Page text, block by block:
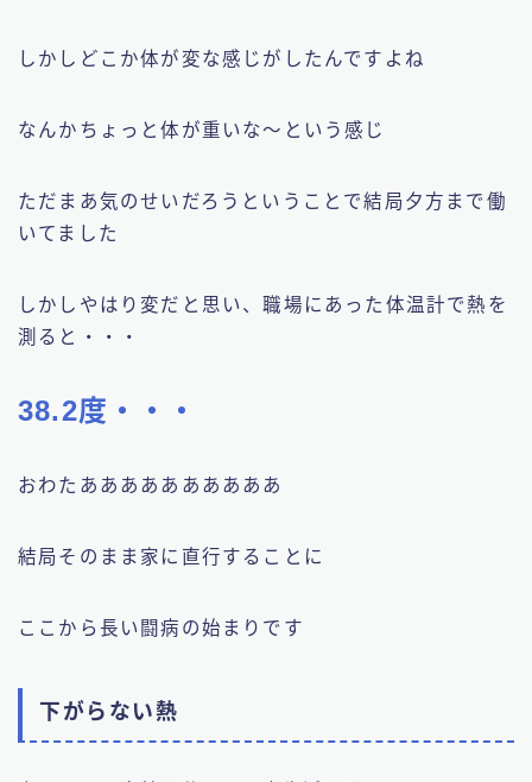
しかしどこか体が変な感じがしたんですよね
なんかちょっと体が重いな〜という感じ
ただまあ気のせいだろうということで結局夕方まで働
いてました
しかしやはり変だと思い、職場にあった体温計で熱を
測ると・・・
38.2度・・・
おわたああああああああああ
結局そのまま家に直行することに
ここから長い闘病の始まりです
下がらない熱